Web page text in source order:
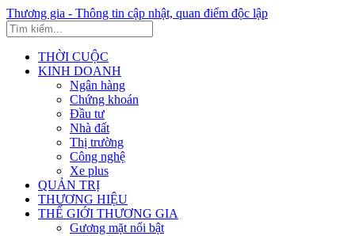
Thương gia - Thông tin cập nhật, quan điểm độc lập
THỜI CUỘC
KINH DOANH
Ngân hàng
Chứng khoán
Đầu tư
Nhà đất
Thị trường
Công nghệ
Xe plus
QUẢN TRỊ
THƯƠNG HIỆU
THẾ GIỚI THƯƠNG GIA
Gương mặt nổi bật